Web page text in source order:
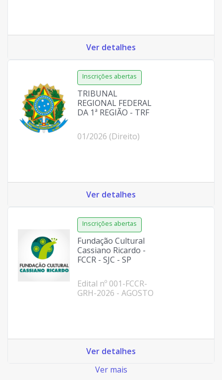
Ver detalhes
TRIBUNAL
REGIONAL FEDERAL
DA 1ª REGIÃO - TRF
01/2026 (Direito)
Ver detalhes
Fundação Cultural
Cassiano Ricardo -
FCCR - SJC - SP
Edital nº 001-FCCR-
GRH-2026 - AGOSTO
Ver detalhes
Ver mais